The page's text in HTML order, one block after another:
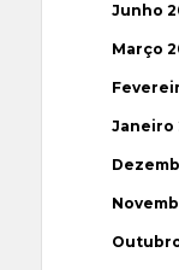
Junho
Março
Janeiro